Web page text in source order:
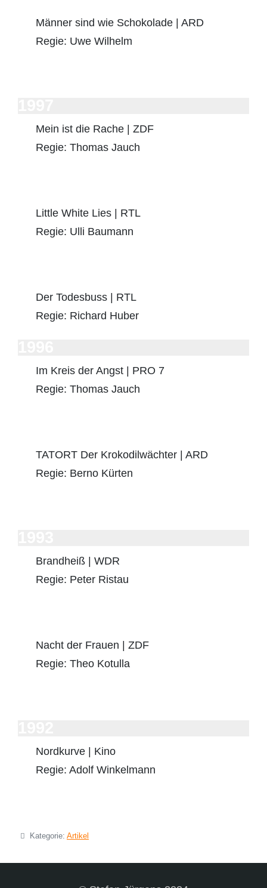
Männer sind wie Schokolade | ARD
Regie: Uwe Wilhelm
Mein ist die Rache | ZDF
Regie: Thomas Jauch
Little White Lies | RTL
Regie: Ulli Baumann
Der Todesbuss | RTL
Regie: Richard Huber
Im Kreis der Angst | PRO 7
Regie: Thomas Jauch
TATORT Der Krokodilwächter | ARD
Regie: Berno Kürten
Brandheiß | WDR
Regie: Peter Ristau
Nacht der Frauen | ZDF
Regie: Theo Kotulla
Nordkurve | Kino
Regie: Adolf Winkelmann
DetailsKategorie: Artikel